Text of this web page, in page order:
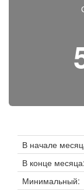
В начале
В конце месяца:
Минимальный: